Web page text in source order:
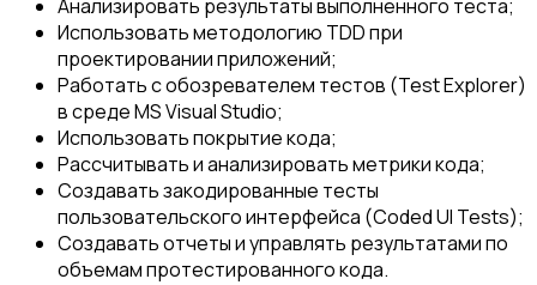
Анализировать результаты выполненного теста;
Использовать методологию TDD при
проектировании приложений;
Работать с обозревателем тестов (Test Explorer)
в среде MS Visual Studio;
Использовать покрытие кода;
Рассчитывать и анализировать метрики кода;
Создавать закодированные тесты
пользовательского интерфейса (Coded UI Tests);
Создавать отчеты и управлять результатами по
объемам протестированного кода.